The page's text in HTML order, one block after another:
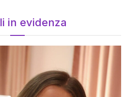
in evidenza